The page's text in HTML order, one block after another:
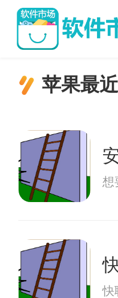
苹果最
想
快